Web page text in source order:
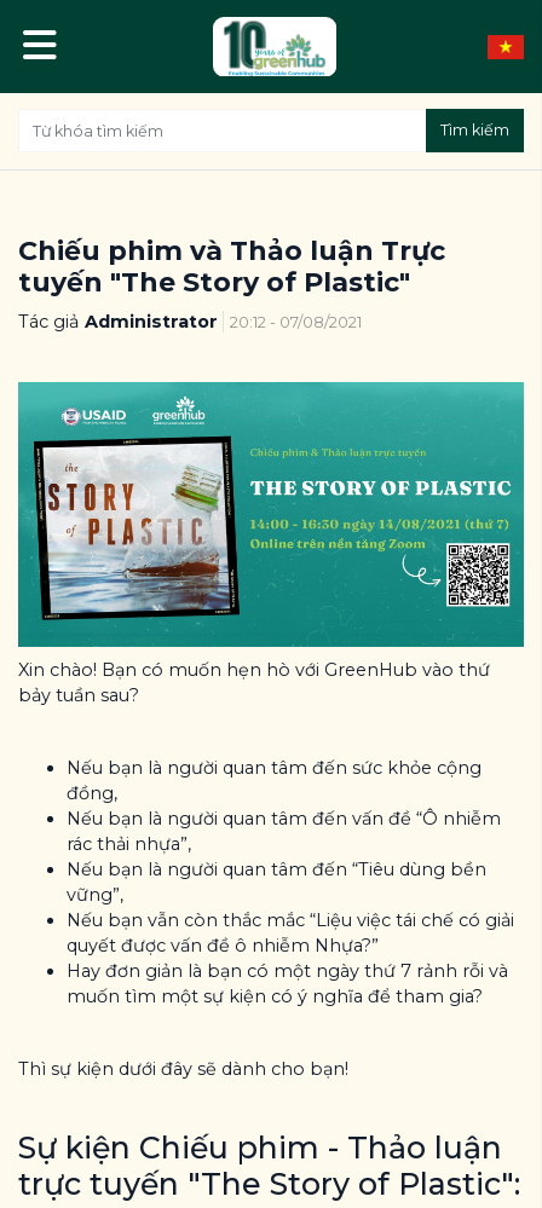
Tìm kiếm
Chiếu phim và Thảo luận Trực
tuyến "The Story of Plastic"
Tác giả Administrator 20:12 - 07/08/2021
Xin chào! Bạn có muốn hẹn hò với GreenHub vào thứ
bảy tuần sau?
Nếu bạn là người quan tâm đến sức khỏe cộng
đồng,
Nếu bạn là người quan tâm đến vấn đề “Ô nhiễm
rác thải nhựa”,
Nếu bạn là người quan tâm đến “Tiêu dùng bền
vững”,
Nếu bạn vẫn còn thắc mắc “Liệu việc tái chế có giải
quyết được vấn đề ô nhiễm Nhựa?”
Hay đơn giản là bạn có một ngày thứ 7 rảnh rỗi và
muốn tìm một sự kiện có ý nghĩa để tham gia?
Thì sự kiện dưới đây sẽ dành cho bạn!
Sự kiện Chiếu phim - Thảo luận
trực tuyến "The Story of Plastic":